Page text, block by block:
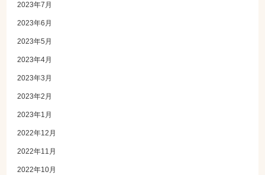
2023年7月
2023年6月
2023年5月
2023年4月
2023年3月
2023年2月
2023年1月
2022年12月
2022年11月
2022年10月